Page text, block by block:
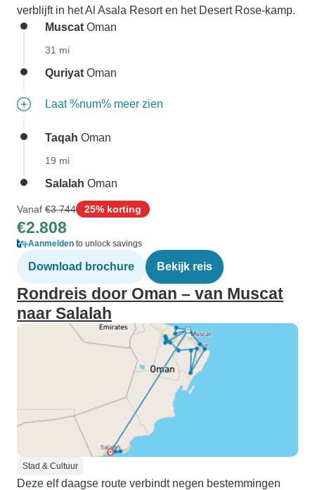
verblijft in het Al Asala Resort en het Desert Rose-kamp.
Muscat Oman
31 mi
Quriyat Oman
Laat %num% meer zien
Taqah Oman
19 mi
Salalah Oman
Vanaf €3.744 25% korting
€2.808
Aanmelden to unlock savings
Download brochure Bekijk reis
Rondreis door Oman – van Muscat
naar Salalah
Stad & Cultuur
Deze elf daagse route verbindt negen bestemmingen